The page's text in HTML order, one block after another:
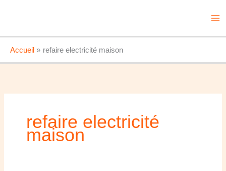
Accueil refaire electricité maison
refaire electricité
maison